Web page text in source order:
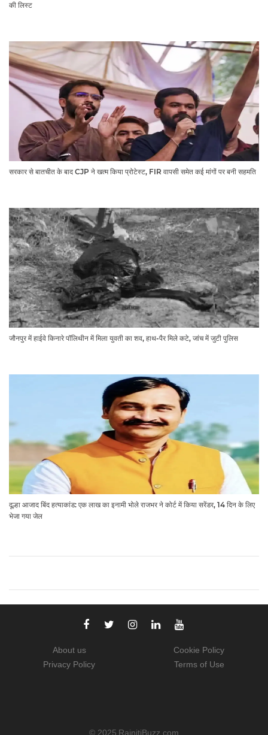
की लिस्ट​​​​​​​
सरकार से बातचीत के बाद CJP ने खत्म किया प्रोटेस्ट, FIR वापसी समेत कई मांगों पर बनी सहमति
जौनपुर में हाईवे किनारे पॉलिथीन में मिला युवती का शव, हाथ-पैर मिले कटे, जांच में जुटी पुलिस
दूल्हा आजाद बिंद हत्याकांड: एक लाख का इनामी भोले राजभर ने कोर्ट में किया सरेंडर, 14 दिन के लिए
भेजा गया जेल
About us
Privacy Policy
Cookie Policy
Terms of Use
© 2025 RajnitiBuzz.com